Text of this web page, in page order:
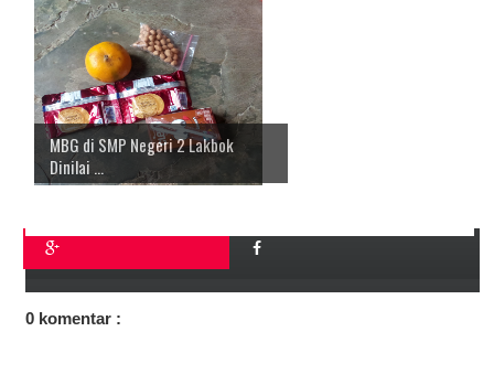
MBG di SMP Negeri 2 Lakbok
Dinilai ...
0 komentar :